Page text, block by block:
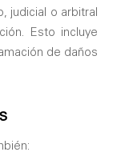
judicial o arbitral
Esto incluye
de daños